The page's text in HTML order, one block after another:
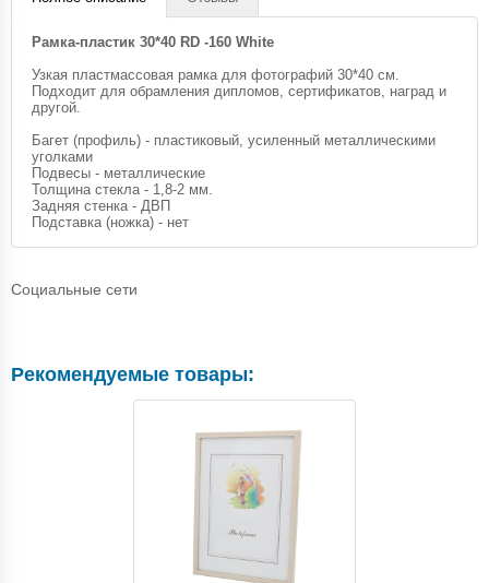
Рамка-пластик 30*40 RD -160 White
Узкая пластмассовая рамка для фотографий 30*40 см.
Подходит для обрамления дипломов, сертификатов, наград и
другой.
Багет (профиль) - пластиковый, усиленный металлическими
уголками
Подвесы - металлические
Толщина стекла - 1,8-2 мм.
Задняя стенка - ДВП
Подставка (ножка) - нет
Социальные сети
Рекомендуемые товары: